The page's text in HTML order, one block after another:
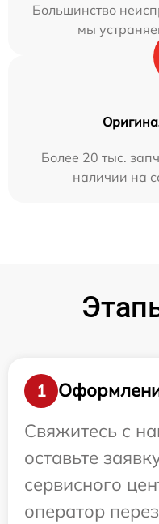
Большинство
мы
Более 20 тыс.
наличии на
1
Свяжитесь с
оставьте
сервисного
оператор